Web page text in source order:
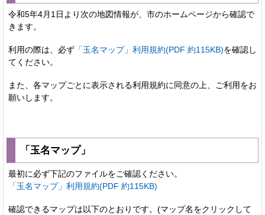
令和5年4月1日より次の地図情報が、市のホームページから確認で
きます。
利用の際は、必ず 「玉名マップ」利用規約(PDF 約115KB)を確認し
てください。
また、各マップごとに表示される利用規約に同意の上、ご利用をお
願いします。
「玉名マップ」
最初に必ず下記のファイルをご確認ください。
「玉名マップ」利用規約(PDF 約115KB)
確認できるマップは以下のとおりです。(マップ名をクリックして